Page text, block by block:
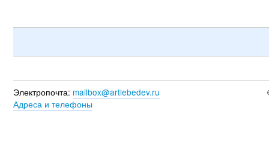
Электропочта: mailbox@artlebedev.ru
Адреса и телефоны